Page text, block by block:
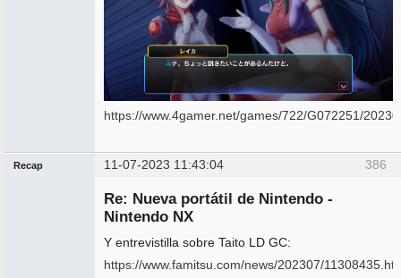
https://www.4gamer.net/games/722/G072251/
386
Recap 11-07-2023 11:43:04
Re: Nueva portátil de Nintendo -
Nintendo NX
Y entrevistilla sobre Taito LD GC:
https://www.famitsu.com/news/202307/